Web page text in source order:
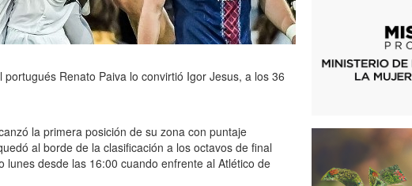
Renato Paiva lo convirtió Igor Jesus, a los 36
la primera posición de su zona con puntaje
al borde de la clasificación a los octavos de final
desde las 16:00 cuando enfrente al Atlético de